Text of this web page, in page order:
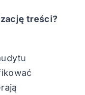
treści?